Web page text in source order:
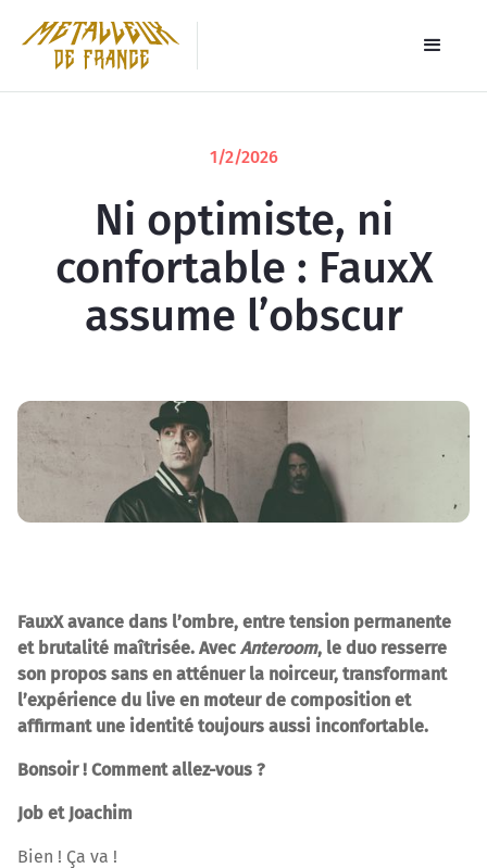
1/2/2026
Ni optimiste, ni
confortable : FauxX
assume l’obscur
FauxX avance dans l’ombre, entre tension permanente
et brutalité maîtrisée. Avec Anteroom, le duo resserre
son propos sans en atténuer la noirceur, transformant
l’expérience du live en moteur de composition et
affirmant une identité toujours aussi inconfortable.
Bonsoir ! Comment allez-vous ?
Job et Joachim
Bien ! Ça va !